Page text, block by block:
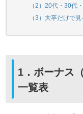
（2）20代・30代
（3）大卒だけで見
1．ボーナス
一覧表